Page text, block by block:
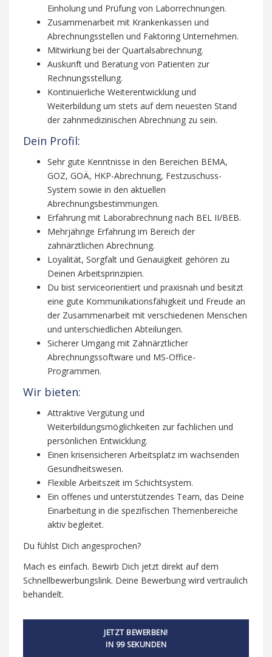
Einholung und Prüfung von Laborrechnungen.
Zusammenarbeit mit Krankenkassen und
Abrechnungsstellen und Faktoring Unternehmen.
Mitwirkung bei der Quartalsabrechnung.
Auskunft und Beratung von Patienten zur
Rechnungsstellung.
Kontinuierliche Weiterentwicklung und
Weiterbildung um stets auf dem neuesten Stand
der zahnmedizinischen Abrechnung zu sein.
Dein Profil:
Sehr gute Kenntnisse in den Bereichen BEMA,
GOZ, GOÄ, HKP-Abrechnung, Festzuschuss-
System sowie in den aktuellen
Abrechnungsbestimmungen.
Erfahrung mit Laborabrechnung nach BEL II/BEB.
Mehrjährige Erfahrung im Bereich der
zahnärztlichen Abrechnung.
Loyalität, Sorgfalt und Genauigkeit gehören zu
Deinen Arbeitsprinzipien.
Du bist serviceorientiert und praxisnah und besitzt
eine gute Kommunikationsfähigkeit und Freude an
der Zusammenarbeit mit verschiedenen Menschen
und unterschiedlichen Abteilungen.
Sicherer Umgang mit Zahnärztlicher
Abrechnungssoftware und MS-Office-
Programmen.
Wir bieten:
Attraktive Vergütung und
Weiterbildungsmöglichkeiten zur fachlichen und
persönlichen Entwicklung.
Einen krisensicheren Arbeitsplatz im wachsenden
Gesundheitswesen.
Flexible Arbeitszeit im Schichtsystem.
Ein offenes und unterstützendes Team, das Deine
Einarbeitung in die spezifischen Themenbereiche
aktiv begleitet.
Du fühlst Dich angesprochen?
Mach es einfach. Bewirb Dich jetzt direkt auf dem
Schnellbewerbungslink. Deine Bewerbung wird vertraulich
behandelt.
JETZT BEWERBEN!
IN 99 SEKUNDEN